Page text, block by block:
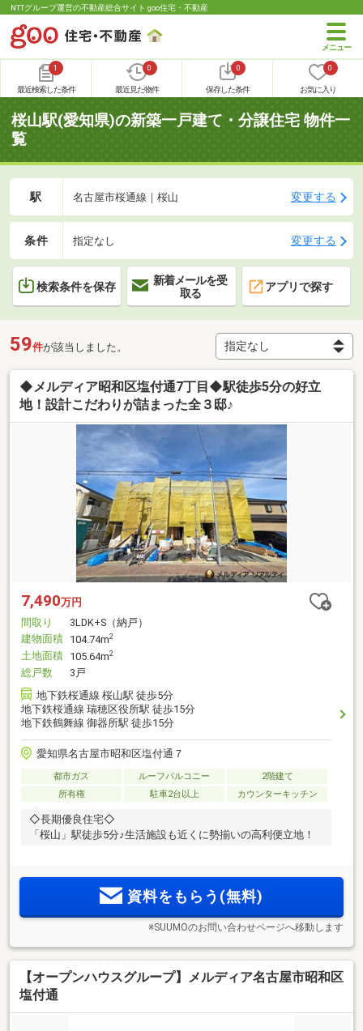
NTTグループ運営の不動産総合サイト goo住宅・不動産
1
最近検索した条件
0
最近見た物件
0
保存した条件
0
お気に入り
桜山駅(愛知県)の新築一戸建て・分譲住宅 物件一
覧
駅 名古屋市桜通線｜桜山 変更する
条件 指定なし 変更する
検索条件を保存
新着メールを受
取る
アプリで探す
59件が該当しました。
◆メルディア昭和区塩付通7丁目◆駅徒歩5分の好立
地！設計こだわりが詰まった全３邸♪
7,490万円
間取り
3LDK+S（納戸）
建物面積 104.74m2
土地面積 105.64m2
総戸数
3戸
地下鉄桜通線 桜山駅 徒歩5分
地下鉄桜通線 瑞穂区役所駅 徒歩15分
地下鉄鶴舞線 御器所駅 徒歩15分
愛知県名古屋市昭和区塩付通７
都市ガス ルーフバルコニー
2階建て
所有権
駐車2台以上 カウンターキッチン
◇長期優良住宅◇
「桜山」駅徒歩5分♪生活施設も近くに勢揃いの高利便立地！
資料をもらう(無料)
※SUUMOのお問い合わせページへ移動します
【オープンハウスグループ】メルディア名古屋市昭和区
塩付通